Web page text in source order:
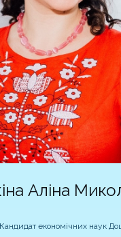
Аліна
Кандидат економічних наук